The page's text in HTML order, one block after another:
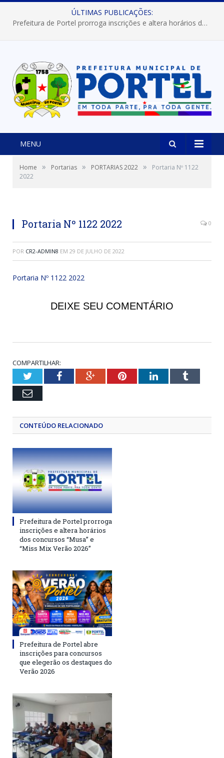
ÚLTIMAS PUBLICAÇÕES:
MENU
Home » Portarias » PORTARIAS 2022 »
Portaria Nº 1122
2022
Portaria Nº 1122 2022 0
POR CR2-ADMIN8 EM 29 DE JULHO DE 2022
Portaria Nº 1122 2022
DEIXE SEU COMENTÁRIO
COMPARTILHAR:
TwitterFacebookGoogle+PinterestLinkedInTumblr
Email
CONTEÚDO RELACIONADO
Prefeitura de Portel prorroga
inscrições e altera horários
dos concursos “Musa” e
“Miss Mix Verão 2026”
Prefeitura de Portel abre
inscrições para concursos
que elegerão os destaques do
Verão 2026